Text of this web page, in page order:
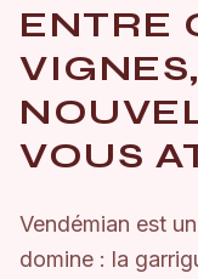
ENTRE
VOUS
Vendémian est
domine : la